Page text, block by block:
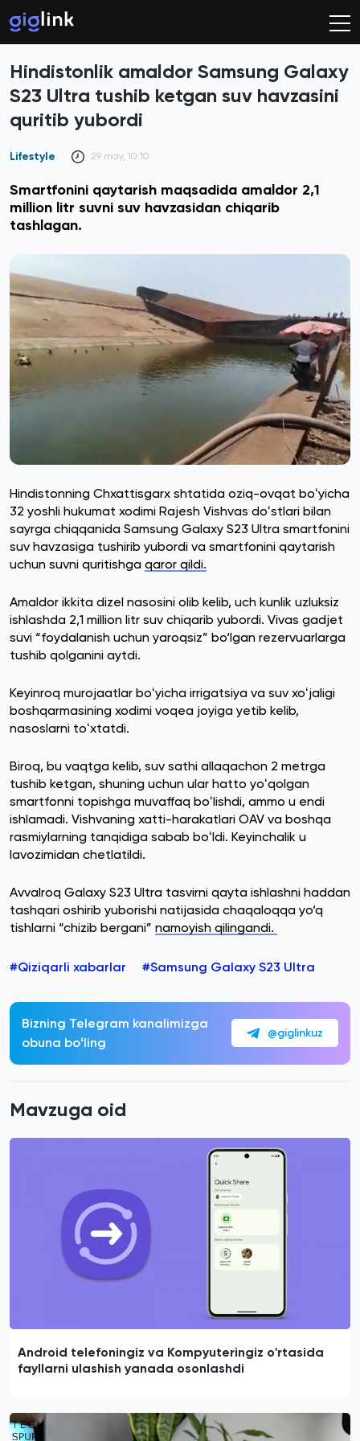
Hindistonlik amaldor Samsung Galaxy
S23 Ultra tushib ketgan suv havzasini
quritib yubordi
Lifestyle 29 may, 10:10
Smartfonini qaytarish maqsadida amaldor 2,1
million litr suvni suv havzasidan chiqarib
tashlagan.
Hindistonning Chxattisgarx shtatida oziq-ovqat boʻyicha
32 yoshli hukumat xodimi Rajesh Vishvas doʻstlari bilan
sayrga chiqqanida Samsung Galaxy S23 Ultra smartfonini
suv havzasiga tushirib yubordi va smartfonini qaytarish
uchun suvni quritishga qaror qildi.
Amaldor ikkita dizel nasosini olib kelib, uch kunlik uzluksiz
ishlashda 2,1 million litr suv chiqarib yubordi. Vivas gadjet
suvi “foydalanish uchun yaroqsiz” bo‘lgan rezervuarlarga
tushib qolganini aytdi.
Keyinroq murojaatlar boʻyicha irrigatsiya va suv xoʻjaligi
boshqarmasining xodimi voqea joyiga yetib kelib,
nasoslarni toʻxtatdi.
Biroq, bu vaqtga kelib, suv sathi allaqachon 2 metrga
tushib ketgan, shuning uchun ular hatto yoʻqolgan
smartfonni topishga muvaffaq boʻlishdi, ammo u endi
ishlamadi. Vishvaning xatti-harakatlari OAV va boshqa
rasmiylarning tanqidiga sabab boʻldi. Keyinchalik u
lavozimidan chetlatildi.
Avvalroq Galaxy S23 Ultra tasvirni qayta ishlashni haddan
tashqari oshirib yuborishi natijasida chaqaloqqa yo‘q
tishlarni “chizib bergani” namoyish qilingandi.
#Qiziqarli xabarlar #Samsung Galaxy S23 Ultra
Bizning Telegram kanalimizga
obuna boʻling
@giglinkuz
Mavzuga oid
Android telefoningiz va Kompyuteringiz o'rtasida
fayllarni ulashish yanada osonlashdi